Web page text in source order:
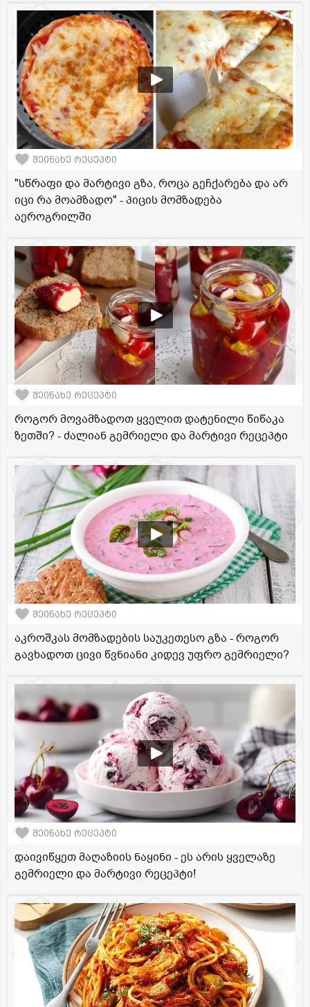
შეინახე რეცეპტი
"სწრაფი და მარტივი გზა, როცა გეჩქარება და არ
იცი რა მოამზადო" - პიცის მომზადება
აეროგრილში
შეინახე რეცეპტი
როგორ მოვამზადოთ ყველით დატენილი წიწაკა
ზეთში? - ძალიან გემრიელი და მარტივი რეცეპტი
შეინახე რეცეპტი
აკროშკას მომზადების საუკეთესო გზა - როგორ
გავხადოთ ცივი წვნიანი კიდევ უფრო გემრიელი?
შეინახე რეცეპტი
დაივიწყეთ მაღაზიის ნაყინი - ეს არის ყველაზე
გემრიელი და მარტივი რეცეპტი!